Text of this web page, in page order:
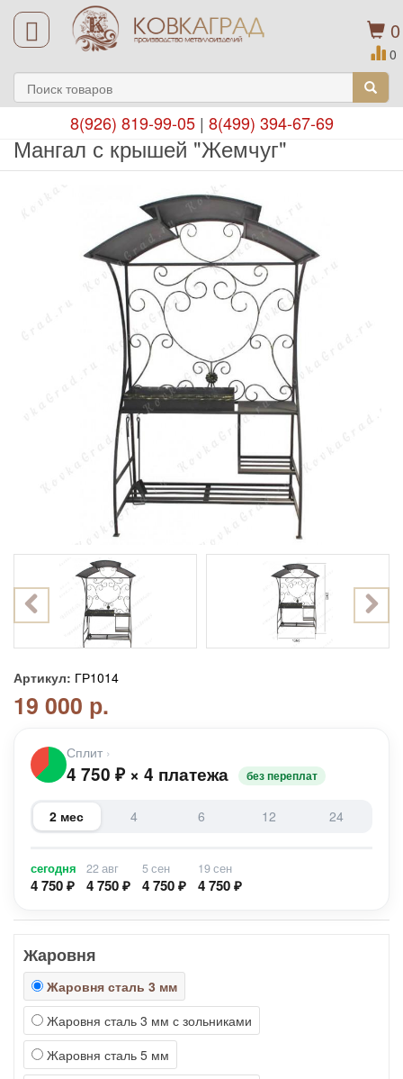
0
0
8(926) 819-99-05| 8(499) 394-67-69
Мангал с крышей "Жемчуг"
Артикул: ГР1014
19 000 р.
Сплит ›
4 750 ₽ × 4 платежа без переплат
2 мес 4 6 12 24
сегодня
4 750 ₽
22 авг
4 750 ₽
5 сен
4 750 ₽
19 сен
4 750 ₽
Жаровня
Жаровня сталь 3 мм
Жаровня сталь 3 мм с зольниками
Жаровня сталь 5 мм